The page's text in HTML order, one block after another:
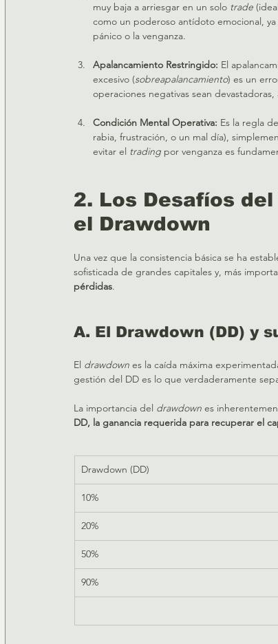
muy baja a arriesgar en un solo trade
como un poderoso antídoto emocional,
pánico o la venganza.
Apalancamiento Restringido: El
excesivo (sobreapalancamiento) es un
operaciones negativas sean
Condición Mental Operativa: Es la regla
rabia, frustración, o un mal día),
evitar el trading por venganza es
2. Los Desafíos
el Drawdown
Una vez que la consistencia básica se ha
sofisticada de grandes capitales y, más
pérdidas.
A. El Drawdown (DD) y
El drawdown es la caída máxima
gestión del DD es lo que verdaderamente
La importancia del drawdown es
DD, la ganancia requerida para recuperar el
Drawdown (DD)
10%
20%
50%
90%